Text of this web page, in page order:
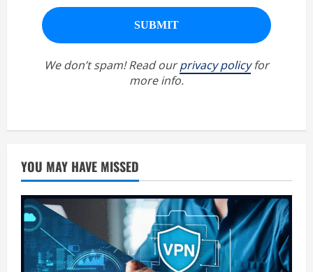
We don’t spam! Read ourprivacy policyfor
more info.
YOU MAY HAVE MISSED